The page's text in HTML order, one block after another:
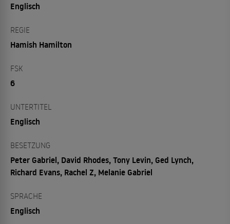
Englisch
REGIE
Hamish Hamilton
FSK
6
UNTERTITEL
Englisch
BESETZUNG
Peter Gabriel, David Rhodes, Tony Levin, Ged Lynch,
Richard Evans, Rachel Z, Melanie Gabriel
SPRACHE
Englisch